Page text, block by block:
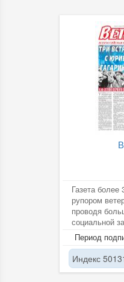
Газета более
рупором
проводя
социальной
поколения,
Период
Индекс